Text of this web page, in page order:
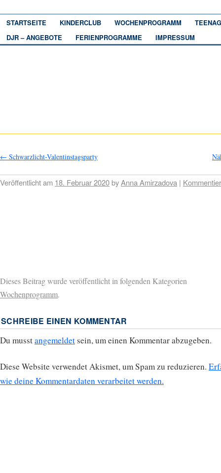
STARTSEITE KINDERCLUB WOCHENPROGRAMM
DJR – ANGEBOTE
FERIENPROGRAMME IMPRESSUM
← Schwarzlicht-Valentinstagsparty
Veröffentlicht am 18. Februar 2020byAnna Amirzadova |
Dieses Beitrag wurde veröffentlicht in folgenden Kategorien
Wochenprogramm.
SCHREIBE EINEN KOMMENTAR
Du musstangemeldet sein, um einen Kommentar abzugeben.
Diese Website verwendet Akismet, um Spam zu reduzieren.
wie deine Kommentardaten verarbeitet werden.